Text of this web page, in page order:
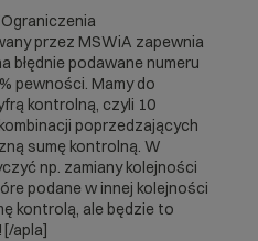
przez MSWiA zapewnia
błędnie podawane numeru
pewności. Mamy do
kontrolną, czyli 10
poprzedzających
sumę kontrolną. W
np. zamiany kolejności
podane w innej kolejności
kontrolą, ale będzie to
apla]